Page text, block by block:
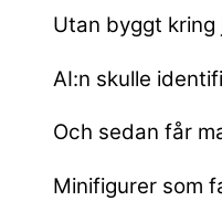
Utan byggt kring
AI:n skulle
Och sedan får
Minifigurer som